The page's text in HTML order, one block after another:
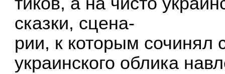
сказки, сцена-
рии, к которым сочинял
украинского облика